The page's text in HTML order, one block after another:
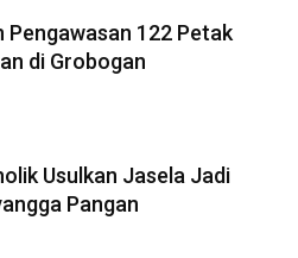
122 Petak
di Grobogan
Usulkan Jasela Jadi
Pangan